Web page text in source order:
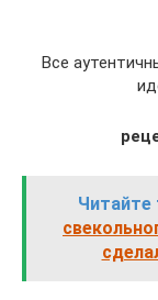
Все
Читайте